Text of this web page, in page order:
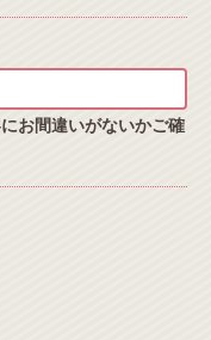
お間違いがないかご確